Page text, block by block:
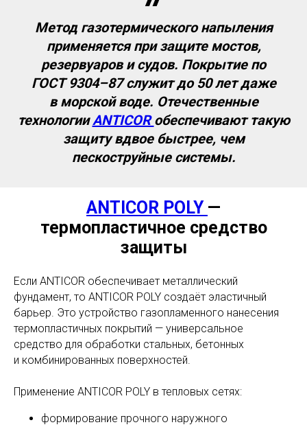
Метод газотермического напыления
применяется при защите мостов,
резервуаров и судов. Покрытие по
ГОСТ 9304–87 служит до 50 лет даже
в морской воде. Отечественные
технологииANTICORобеспечивают такую
защиту вдвое быстрее, чем
пескоструйные системы.
ANTICOR POLY —
термопластичное средство
защиты
Если ANTICOR обеспечивает металлический
фундамент, то ANTICOR POLY создаёт эластичный
барьер. Это устройство газопламенного нанесения
термопластичных покрытий — универсальное
средство для обработки стальных, бетонных
и комбинированных поверхностей.
Применение ANTICOR POLY в тепловых сетях:
формирование прочного наружного